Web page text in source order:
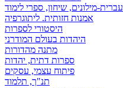
עברית-מילונים, שיחון, ספרי לימוד
אמנות חזותית. ליתוגרפיה
היסטורי לספרות
היהדות בעולם המודרני
מתנה מהדורות
ספרות דתית, יהדות
פיתוח עצמי, עסקים
תנ"ך, תלמוד